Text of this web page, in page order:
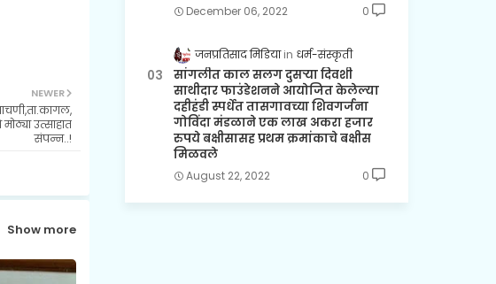
NEWER
उत्साहात
संपन्न..!
Show more
December 06, 2022 0
जनप्रतिसाद मिडिया धर्म-संस्कृती
सांगलीत काल सलग दुसऱ्या दिवशी
साथीदार फाउंडेशनने आयोजित केलेल्या
दहीहंडी स्पर्धेत तासगावच्या शिवगर्जना
गोविंदा मंडळाने एक लाख अकरा हजार
रुपये बक्षीसासह प्रथम क्रमांकाचे बक्षीस
मिळवले
August 22, 2022 0